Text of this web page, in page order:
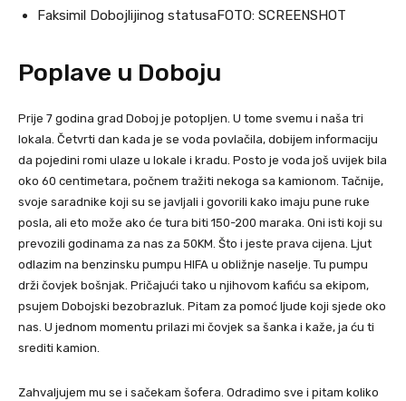
Faksimil Dobojlijinog statusaFOTO: SCREENSHOT
Poplave u Doboju
Prije 7 godina grad Doboj je potopljen. U tome svemu i naša tri
lokala. Četvrti dan kada je se voda povlačila, dobijem informaciju
da pojedini romi ulaze u lokale i kradu. Posto je voda još uvijek bila
oko 60 centimetara, počnem tražiti nekoga sa kamionom. Tačnije,
svoje saradnike koji su se javljali i govorili kako imaju pune ruke
posla, ali eto može ako će tura biti 150-200 maraka. Oni isti koji su
prevozili godinama za nas za 50KM. Što i jeste prava cijena. Ljut
odlazim na benzinsku pumpu HIFA u obližnje naselje. Tu pumpu
drži čovjek bošnjak. Pričajući tako u njihovom kafiću sa ekipom,
psujem Dobojski bezobrazluk. Pitam za pomoć ljude koji sjede oko
nas. U jednom momentu prilazi mi čovjek sa šanka i kaže, ja ću ti
srediti kamion.
Zahvaljujem mu se i sačekam šofera. Odradimo sve i pitam koliko